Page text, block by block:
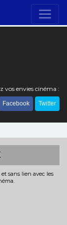
vos envies cinéma :
Facebook Twitter
sans lien avec les